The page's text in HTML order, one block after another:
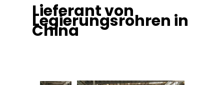
Lieferant von
Legierungsrohren in
China